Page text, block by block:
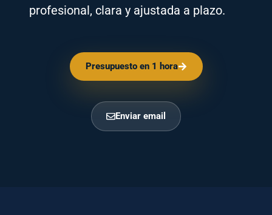
profesional, clara y ajustada a plazo.
Presupuesto en 1 hora
Enviar email